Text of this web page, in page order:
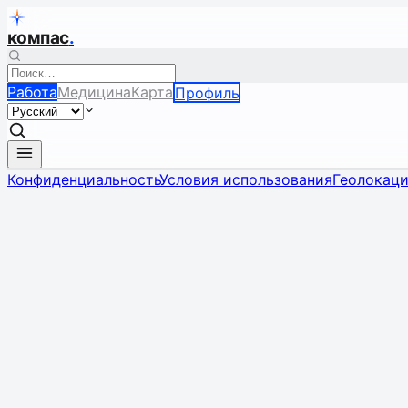
компас.
РаботаМедицинаКарта Профиль
КонфиденциальностьУсловия использования